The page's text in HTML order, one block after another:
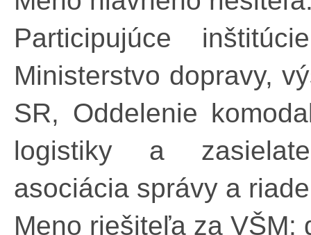
Participujúce
Ministerstvo dopravy,
SR, Oddelenie
logistiky a
asociácia správy a
Meno riešiteľa za VŠM: